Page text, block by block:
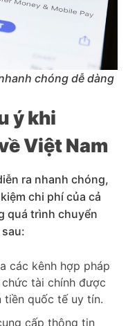
chóng dễ dàng
ý khi
Việt Nam
ra nhanh chóng,
chi phí của cả
quá trình chuyển
các kênh hợp pháp
tài chính được
tiền quốc tế uy tín.
cấp thông tin